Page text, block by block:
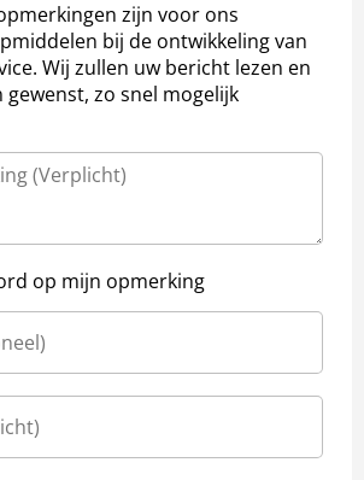
zijn voor ons
bij de ontwikkeling van
Wij zullen uw bericht lezen en
gewenst, zo snel mogelijk
op mijn opmerking